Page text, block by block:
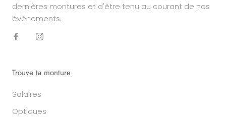
dernières montures et d'être tenu au courant de nos
événements.
Trouve ta monture
Solaires
Optiques